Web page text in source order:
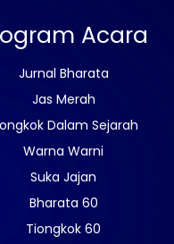
Acara
Jurnal Bharata
Jas Merah
Dalam Sejarah
Warna Warni
Suka Jajan
Bharata 60
Tiongkok 60